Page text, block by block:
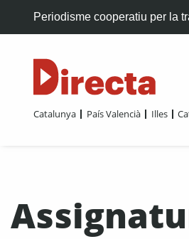
Periodisme cooperatiu per la
Catalunya País Valencià Illes